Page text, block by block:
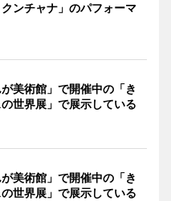
ンチャナ」のパフォーマ
が美術館」で開催中の「き
世界展」で展示している
が美術館」で開催中の「き
世界展」で展示している